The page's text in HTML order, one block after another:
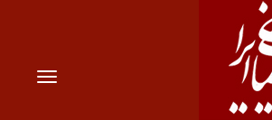
Toggle